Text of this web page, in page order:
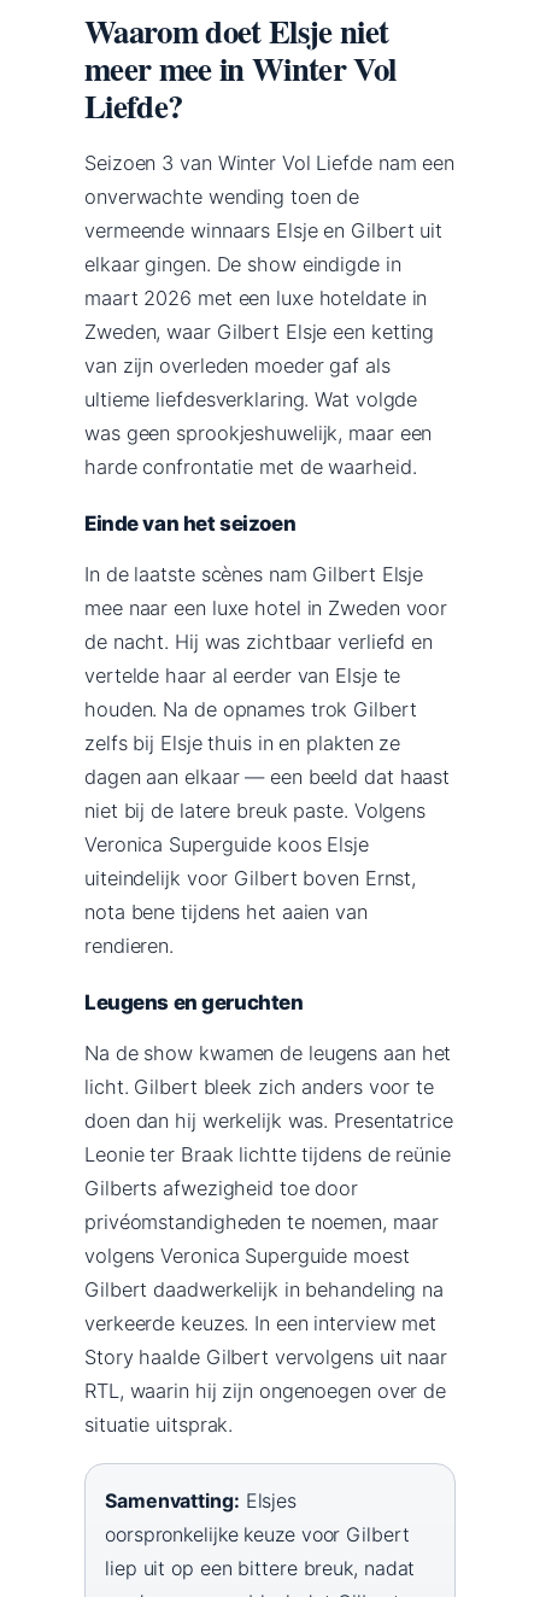
Waarom doet Elsje niet
meer mee in Winter Vol
Liefde?
Seizoen 3 van Winter Vol Liefde nam een
onverwachte wending toen de
vermeende winnaars Elsje en Gilbert uit
elkaar gingen. De show eindigde in
maart 2026 met een luxe hoteldate in
Zweden, waar Gilbert Elsje een ketting
van zijn overleden moeder gaf als
ultieme liefdesverklaring. Wat volgde
was geen sprookjeshuwelijk, maar een
harde confrontatie met de waarheid.
Einde van het seizoen
In de laatste scènes nam Gilbert Elsje
mee naar een luxe hotel in Zweden voor
de nacht. Hij was zichtbaar verliefd en
vertelde haar al eerder van Elsje te
houden. Na de opnames trok Gilbert
zelfs bij Elsje thuis in en plakten ze
dagen aan elkaar — een beeld dat haast
niet bij de latere breuk paste. Volgens
Veronica Superguide koos Elsje
uiteindelijk voor Gilbert boven Ernst,
nota bene tijdens het aaien van
rendieren.
Leugens en geruchten
Na de show kwamen de leugens aan het
licht. Gilbert bleek zich anders voor te
doen dan hij werkelijk was. Presentatrice
Leonie ter Braak lichtte tijdens de reünie
Gilberts afwezigheid toe door
privéomstandigheden te noemen, maar
volgens Veronica Superguide moest
Gilbert daadwerkelijk in behandeling na
verkeerde keuzes. In een interview met
Story haalde Gilbert vervolgens uit naar
RTL, waarin hij zijn ongenoegen over de
situatie uitsprak.
Samenvatting: Elsjes
oorspronkelijke keuze voor Gilbert
liep uit op een bittere breuk, nadat